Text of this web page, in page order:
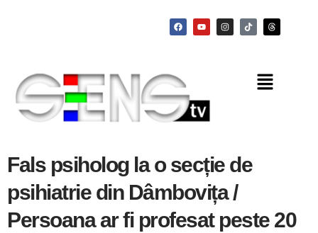
Fals psiholog la o secție de
psihiatrie din Dâmbovița /
Persoana ar fi profesat peste 20